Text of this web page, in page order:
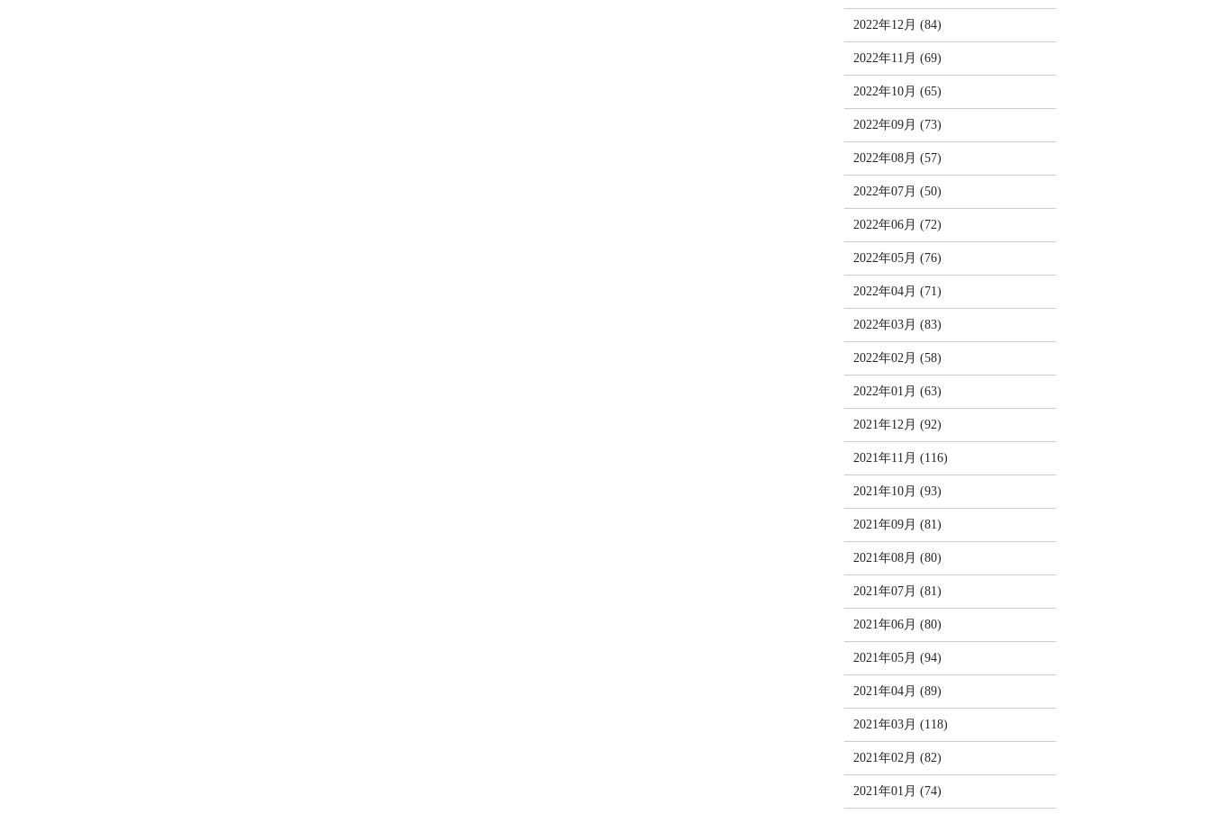
2022年12月 (84)
2022年11月 (69)
2022年10月 (65)
2022年09月 (73)
2022年08月 (57)
2022年07月 (50)
2022年06月 (72)
2022年05月 (76)
2022年04月 (71)
2022年03月 (83)
2022年02月 (58)
2022年01月 (63)
2021年12月 (92)
2021年11月 (116)
2021年10月 (93)
2021年09月 (81)
2021年08月 (80)
2021年07月 (81)
2021年06月 (80)
2021年05月 (94)
2021年04月 (89)
2021年03月 (118)
2021年02月 (82)
2021年01月 (74)